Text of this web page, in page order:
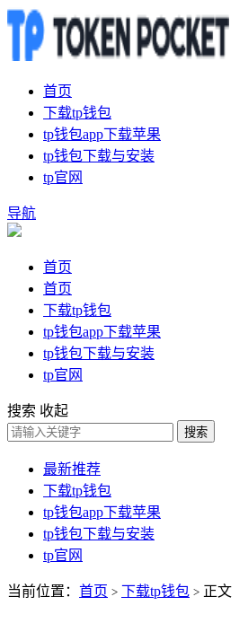
首页
下载tp钱包
tp钱包app下载苹果
tp钱包下载与安装
tp官网
导航
首页
首页
下载tp钱包
tp钱包app下载苹果
tp钱包下载与安装
tp官网
搜索 收起
搜索
最新推荐
下载tp钱包
tp钱包app下载苹果
tp钱包下载与安装
tp官网
当前位置： 首页 > 下载tp钱包 > 正文